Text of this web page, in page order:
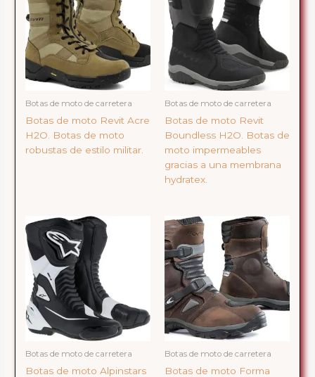
Botas de moto de carretera
Botas de moto Revit Acre
H2O. Botas de moto
robustas de estilo militar.
Botas de moto de carretera
Botas de moto Revit
Boundless H2O. Botas de
moto impermeables
gracias a una membrana
hydratex.
Botas de moto de carretera
Botas de moto Alpinstars
Botas de moto de carretera
Botas de moto Forma